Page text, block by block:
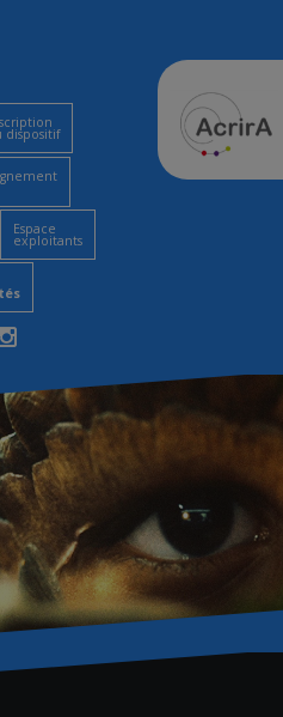
dispositif
Espace
exploitants